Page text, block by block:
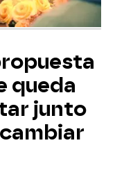
queda
junto
cambiar